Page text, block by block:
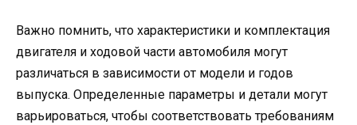
Важно помнить, что характеристики и комплектация
двигателя и ходовой части автомобиля могут
различаться в зависимости от модели и годов
выпуска. Определенные параметры и детали могут
варьироваться, чтобы соответствовать требованиям